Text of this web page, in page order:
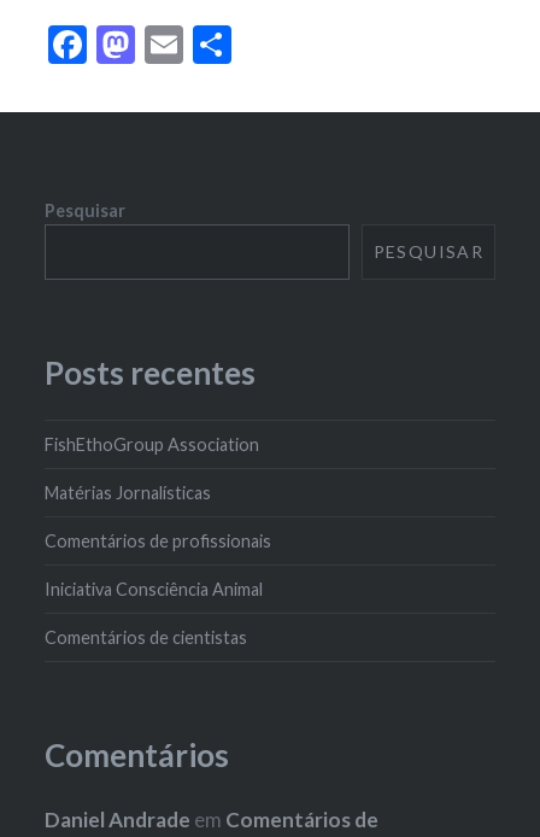
Facebook
Mastodon
EmailShare
Pesquisar
PESQUISAR
Posts recentes
FishEthoGroup Association
Matérias Jornalísticas
Comentários de profissionais
Iniciativa Consciência Animal
Comentários de cientistas
Comentários
Daniel Andrade em Comentários de